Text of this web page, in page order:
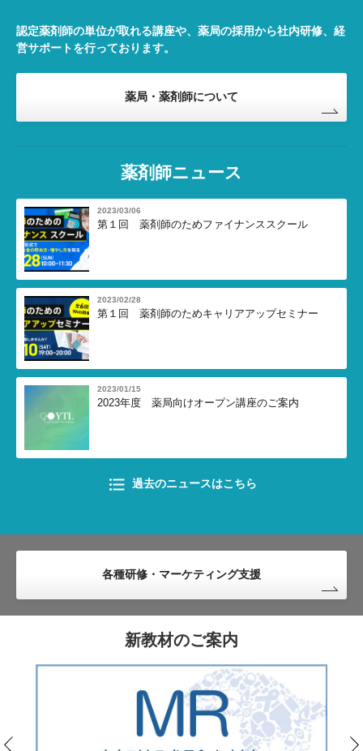
認定薬剤師の単位が取れる講座や、薬局の採用から社内研修、経
営サポートを行っております。
薬局・薬剤師について
薬剤師ニュース
2023/03/06
第１回 薬剤師のためファイナンススクール
2023/02/28
第１回 薬剤師のためキャリアアップセミナー
2023/01/15
2023年度 薬局向けオープン講座のご案内
過去のニュースはこちら
各種研修・マーケティング支援
新教材のご案内